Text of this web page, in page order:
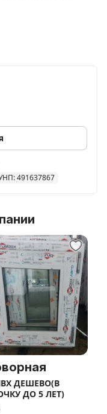
491637867
ДЕШЕВО(В
ДО 5 ЛЕТ)